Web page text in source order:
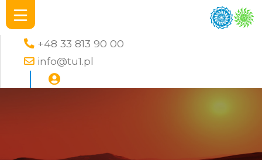
+48 33 813 90 00
info@tu1.pl